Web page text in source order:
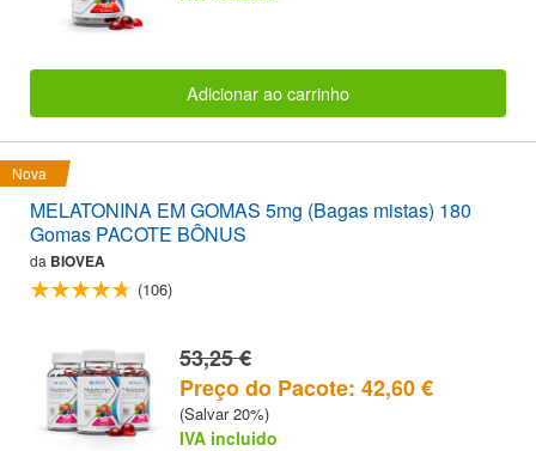
Adicionar ao carrinho
Nova
MELATONINA EM GOMAS 5mg (Bagas mistas) 180
Gomas PACOTE BÔNUS
da BIOVEA
(106)
53,25 €
Preço do Pacote: 42,60 €
(Salvar 20%)
IVA incluido